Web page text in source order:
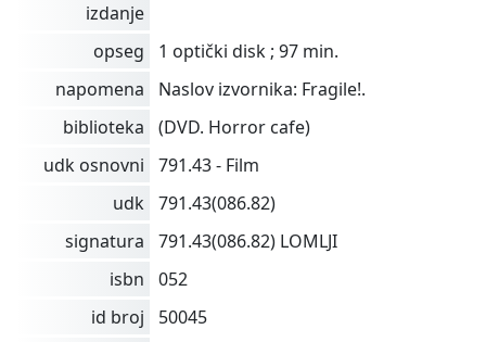
izdanje
opseg
1 optički disk ; 97 min.
napomena
Naslov izvornika: Fragile!.
biblioteka
(DVD. Horror cafe)
udk osnovni
791.43 - Film
udk 791.43(086.82)
signatura
791.43(086.82) LOMLJI
isbn
052
id broj
50045